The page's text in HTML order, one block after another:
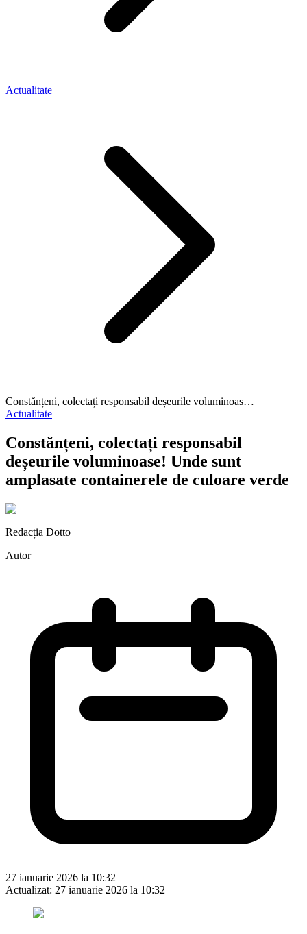
Actualitate
Constănțeni, colectați responsabil deșeurile voluminoas…
Actualitate
Constănțeni, colectați responsabil
deșeurile voluminoase! Unde sunt
amplasate containerele de culoare verde
Redacția Dotto
Autor
27 ianuarie 2026 la 10:32
Actualizat: 27 ianuarie 2026 la 10:32